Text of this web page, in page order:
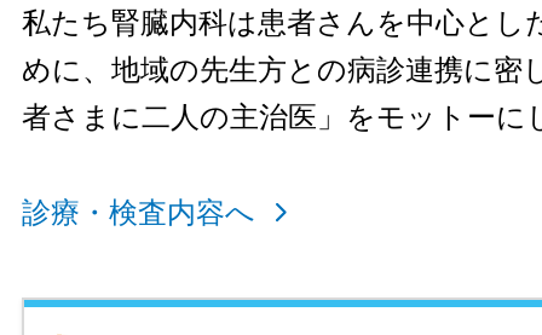
私たち腎臓内科は患者さんを中心とし
めに、地域の先生方との病診連携に密
者さまに二人の主治医」をモットーに
診療・検査内容へ